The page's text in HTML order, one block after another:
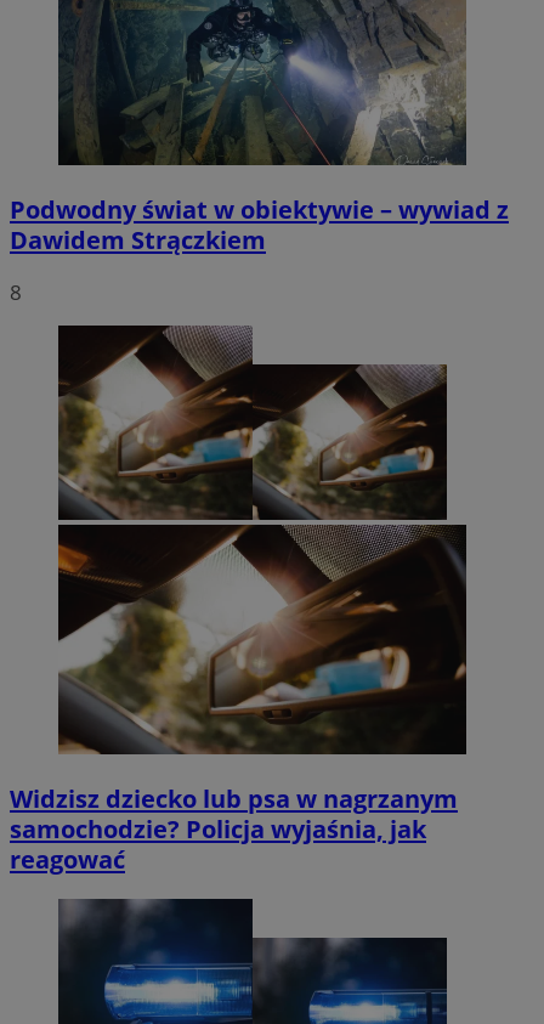
Podwodny świat w obiektywie – wywiad z
Dawidem Strączkiem
8
Widzisz dziecko lub psa w nagrzanym
samochodzie? Policja wyjaśnia, jak
reagować